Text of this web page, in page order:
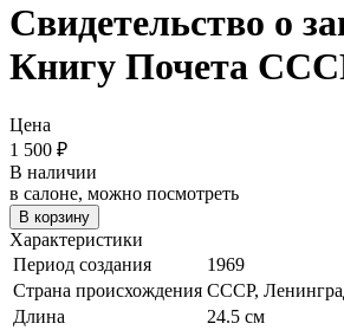
Свидетельство о
Книгу Почета
Цена
1 500 ₽
В наличии
в салоне, можно посмотреть
В корзину
Характеристики
Период создания
1969
Страна происхождения СССР,
Длина
24.5 см